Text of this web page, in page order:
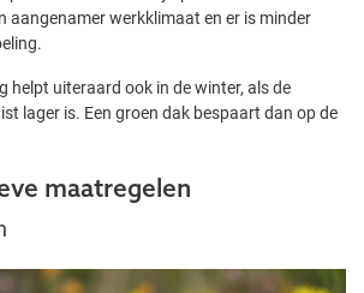
aangenamer werkklimaat en er is minder
helpt uiteraard ook in de winter, als de
lager is. Een groen dak bespaart dan op de
maatregelen